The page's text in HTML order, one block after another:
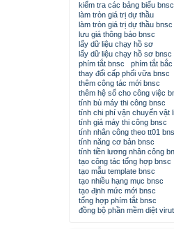
kiểm tra các bảng biểu bnsc
làm tròn giá trị dự thầu
làm tròn giá trị dự thầu bnsc
lưu giá thông báo bnsc
lấy dữ liệu chạy hồ sơ
lấy dữ liệu chạy hồ sơ bnsc
phím tắt bnsc
phím tắt bắc
thay đổi cấp phối vữa bnsc
thêm công tác mới bnsc
thêm hệ số cho công việc
tính bù máy thi công bnsc
tính chi phí vận chuyển vật
tính giá máy thi công bnsc
tính nhân công theo tt01
tính năng cơ bản bnsc
tính tiền lương nhân công
tạo công tác tổng hợp bnsc
tạo mẫu template bnsc
tạo nhiều hạng mục bnsc
tạo định mức mới bnsc
tổng hợp phím tắt bnsc
đồng bộ phần mềm diệt